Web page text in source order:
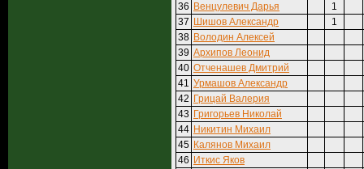
36 Венцулевич Дарья
1
37 Шишов Александр
1
38 Володин Алексей
39 Архипов Леонид
40 Отченашев Дмитрий
41 Урмашов Александр
42 Грицай Валерия
43 Григорьев Николай
44 Никитин Михаил
45 Калянов Михаил
46 Иткис Яков